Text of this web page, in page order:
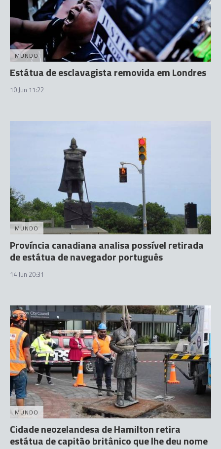
MUNDO
Estátua de esclavagista removida em Londres
10 Jun 11:22
MUNDO
Província canadiana analisa possível retirada
de estátua de navegador português
14 Jun 20:31
MUNDO
Cidade neozelandesa de Hamilton retira
estátua de capitão britânico que lhe deu nome